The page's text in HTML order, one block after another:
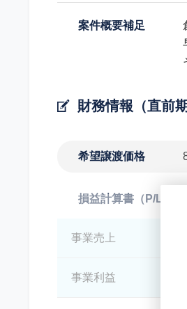
案件概要補足
財務情報（直前
希望譲渡価格
損益計算書（P/L）
事業売上
事業利益